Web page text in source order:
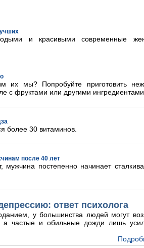
и красивыми современные
их мы? Попробуйте приготовить
с фруктами или другими ингредиентами.
более 30 витаминов.
после 40 лет
постепенно начинает
ответ психолога
у большинства людей могут
а частые и обильные дожди лишь